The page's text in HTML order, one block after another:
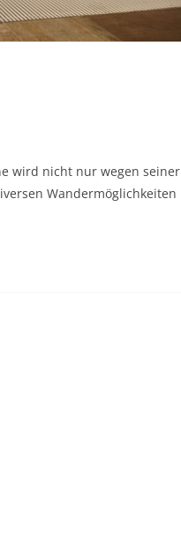
wird nicht nur wegen seiner
Wandermöglichkeiten